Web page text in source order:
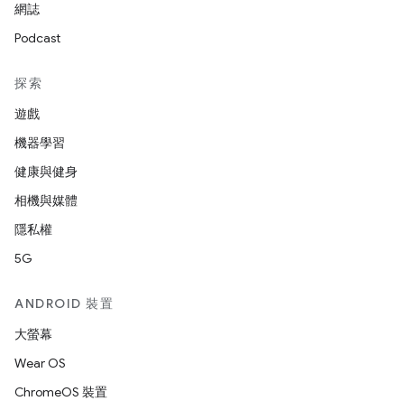
網誌
Podcast
探索
遊戲
機器學習
健康與健身
相機與媒體
隱私權
5G
ANDROID 裝置
大螢幕
Wear OS
ChromeOS 裝置